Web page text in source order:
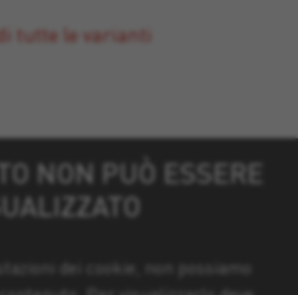
tutte le varianti
NON PUÒ ESSERE
dei cookie, non possiamo